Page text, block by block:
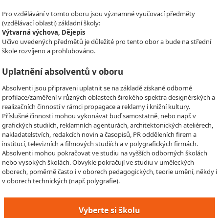
Pro vzdělávání v tomto oboru jsou významné vyučovací předměty
(vzdělávací oblasti) základní školy:
Výtvarná výchova, Dějepis
Učivo uvedených předmětů je důležité pro tento obor a bude na střední
škole rozvíjeno a prohlubováno.
Uplatnění absolventů v oboru
Absolventi jsou připraveni uplatnit se na základě získané odborné
profilace/zaměření v různých oblastech širokého spektra designérských a
realizačních činností v rámci propagace a reklamy i knižní kultury.
Příslušné činnosti mohou vykonávat buď samostatně, nebo např. v
grafických studiích, reklamních agenturách, architektonických ateliérech,
nakladatelstvích, redakcích novin a časopisů, PR odděleních firem a
institucí, televizních a filmových studiích a v polygrafických firmách.
Absolventi mohou pokračovat ve studiu na vyšších odborných školách
nebo vysokých školách. Obvykle pokračují ve studiu v uměleckých
oborech, poměrně často i v oborech pedagogických, teorie umění, někdy i
v oborech technických (např. polygrafie).
Vyberte si školu